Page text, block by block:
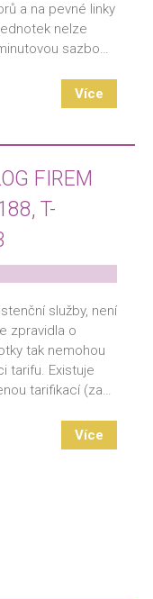
a na pevné linky
nelze
sazbo…
Více
FIREM
T-
služby, není
zpravidla o
tak nemohou
tarifu. Existuje
tarifikací (za…
Více